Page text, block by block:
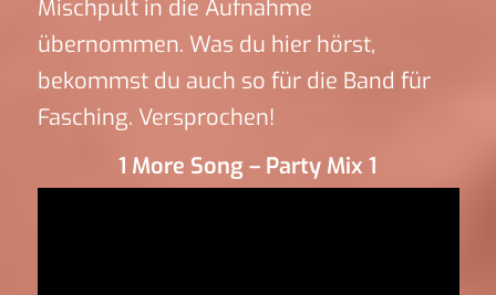
Mischpult in die Aufnahme
übernommen. Was du hier hörst,
bekommst du auch so für die Band für
Fasching. Versprochen!
1 More Song – Party Mix 1